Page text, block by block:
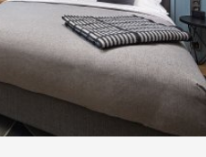
GESTIR